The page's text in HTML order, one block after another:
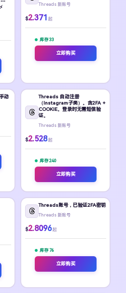
Threads 新账号
$2.371 起
库存 33
立即购买
动
Threads 自动注册
（Instagram子类）。含2FA +
COOKIE。登录时无需短信验
证。
Threads 新账号
$2.528 起
库存 240
立即购买
Threads账号，已验证2FA密钥
Threads 新账号
$2.8096 起
库存 76
立即购买